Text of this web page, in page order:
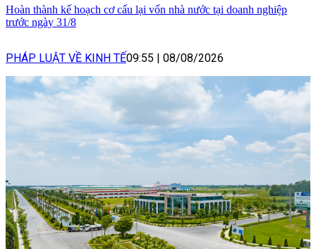
Hoàn thành kế hoạch cơ cấu lại vốn nhà nước tại doanh nghiệp
trước ngày 31/8
PHÁP LUẬT VỀ KINH TẾ09:55 | 08/08/2026